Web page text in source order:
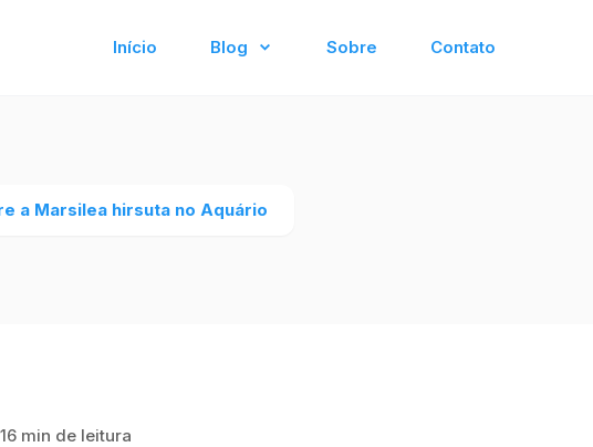
Início Blog Sobre Contato
a Marsilea hirsuta no Aquário
16 min de leitura